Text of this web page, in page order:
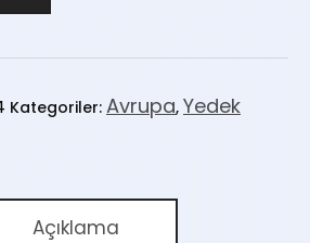
Kategoriler: Avrupa, Yedek
Açıklama